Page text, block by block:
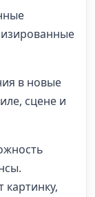
в новые
сцене и
картинку,